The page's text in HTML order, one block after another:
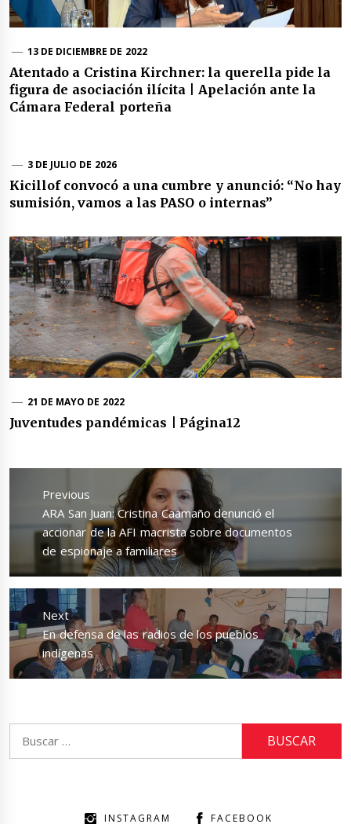
13 DE DICIEMBRE DE 2022
Atentado a Cristina Kirchner: la querella pide la
figura de asociación ilícita | Apelación ante la
Cámara Federal porteña
3 DE JULIO DE 2026
Kicillof convocó a una cumbre y anunció: “No hay
sumisión, vamos a las PASO o internas”
21 DE MAYO DE 2022
Juventudes pandémicas | Página12
Navegación
entradas
Previous
Previous
post:
ARA San Juan: Cristina Caamaño denunció el
accionar de la AFI macrista sobre documentos
de espionaje a familiares
Next
Next
post:
En defensa de las radios de los pueblos
indígenas
INSTAGRAM FACEBOOK